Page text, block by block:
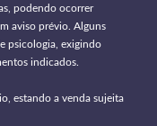
podendo ocorrer
aviso prévio. Alguns
psicologia, exigindo
indicados.
estando a venda sujeita